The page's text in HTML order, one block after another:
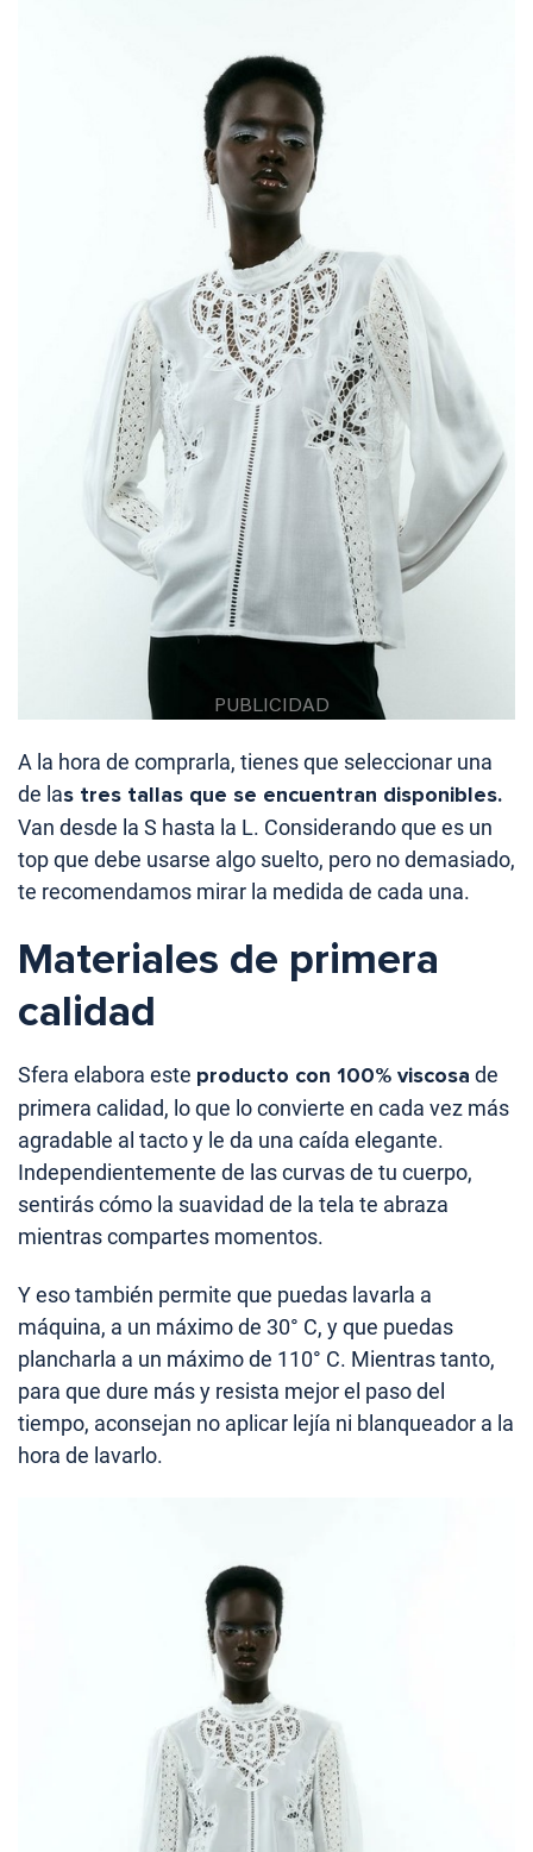
A la hora de comprarla, tienes que seleccionar una
de las tres tallas que se encuentran disponibles.
Van desde la S hasta la L. Considerando que es un
top que debe usarse algo suelto, pero no demasiado,
te recomendamos mirar la medida de cada una.
Materiales de primera
calidad
Sfera elabora este producto con 100% viscosa de
primera calidad, lo que lo convierte en cada vez más
agradable al tacto y le da una caída elegante.
Independientemente de las curvas de tu cuerpo,
sentirás cómo la suavidad de la tela te abraza
mientras compartes momentos.
Y eso también permite que puedas lavarla a
máquina, a un máximo de 30° C, y que puedas
plancharla a un máximo de 110° C. Mientras tanto,
para que dure más y resista mejor el paso del
tiempo, aconsejan no aplicar lejía ni blanqueador a la
hora de lavarlo.